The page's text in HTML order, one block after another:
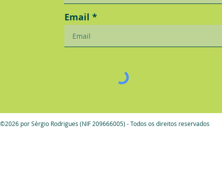
Email
©2026 por Sérgio Rodrigues (NIF 209666005) - Todos os direitos reservados